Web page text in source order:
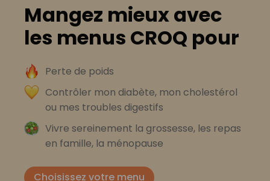
Mangez mieux avec
les menus CROQ pour
Perte de poids
Contrôler mon diabète, mon cholestérol
ou mes troubles digestifs
Vivre sereinement la grossesse, les repas
en famille, la ménopause
Choisissez votre menu